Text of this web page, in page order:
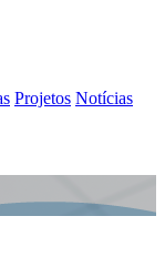
Projetos Notícias